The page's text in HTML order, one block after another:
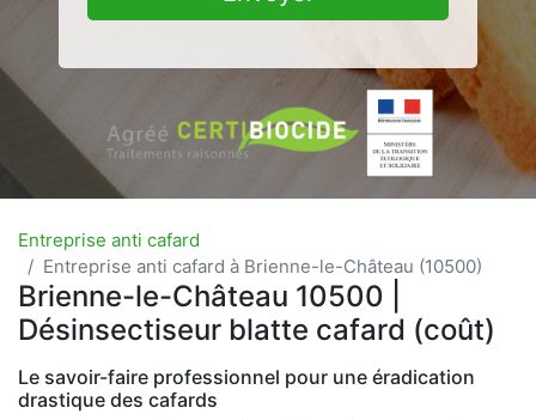
Entreprise anti cafard
Entreprise anti cafard à Brienne-le-Château (10500)
Brienne-le-Château 10500 |
Désinsectiseur blatte cafard (coût)
Le savoir-faire professionnel pour une éradication
drastique des cafards